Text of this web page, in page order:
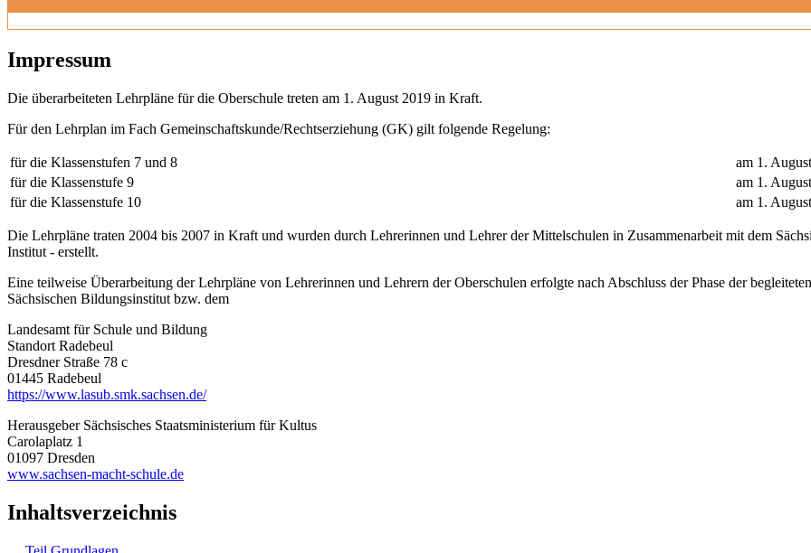
Impressum
Die überarbeiteten Lehrpläne für die Oberschule treten am 1. August 2019 in Kraft.
Für den Lehrplan im Fach Gemeinschaftskunde/Rechtserziehung (GK) gilt folgende Regelung:
für die Klassenstufen 7 und 8
am 1.
für die Klassenstufe 9
am 1.
für die Klassenstufe 10
am 1.
Die Lehrpläne traten 2004 bis 2007 in Kraft und wurden durch Lehrerinnen und Lehrer der Mittelschulen in Zusammenarbeit mit dem
Institut - erstellt.
Eine teilweise Überarbeitung der Lehrpläne von Lehrerinnen und Lehrern der Oberschulen erfolgte nach Abschluss der Phase der
Sächsischen Bildungsinstitut bzw. dem
Landesamt für Schule und Bildung
Standort Radebeul
Dresdner Straße 78 c
01445 Radebeul
https://www.lasub.smk.sachsen.de/
Herausgeber Sächsisches Staatsministerium für Kultus
Carolaplatz 1
01097 Dresden
www.sachsen-macht-schule.de
Inhaltsverzeichnis